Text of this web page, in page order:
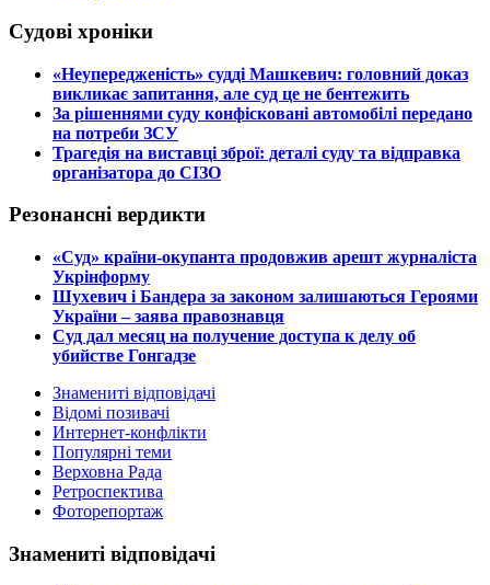
Судові хроніки
​«Неупередженість» судді Машкевич: головний доказ
викликає запитання, але суд це не бентежить
​За рішеннями суду конфісковані автомобілі передано
на потреби ЗСУ
​Трагедія на виставці зброї: деталі суду та відправка
організатора до СІЗО
Резонансні вердикти
​«Суд» країни-окупанта продовжив арешт журналіста
Укрінформу
Шухевич і Бандера за законом залишаються Героями
України – заява правознавця
Суд дал месяц на получение доступа к делу об
убийстве Гонгадзе
Знамениті відповідачі
Відомі позивачі
Интернет-конфлікти
Популярні теми
Верховна Рада
Ретроспектива
Фоторепортаж
Знамениті відповідачі